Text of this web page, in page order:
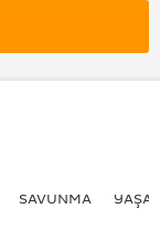
SAVUNMA